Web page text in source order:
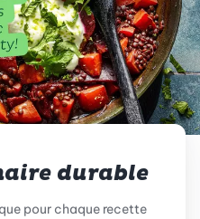
durable
pour chaque recette